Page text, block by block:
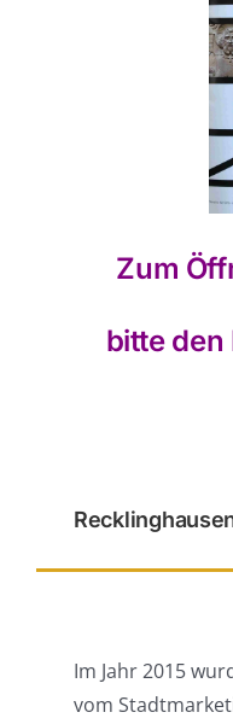
Zum
bitte den
Im Jahr 2015
vom